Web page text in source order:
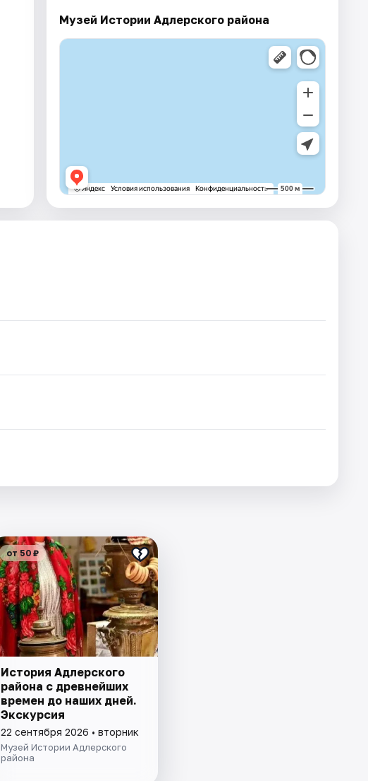
Музей Истории Адлерского района
от 50 ₽
История Адлерского
района с древнейших
времен до наших дней.
Экскурсия
22 сентября 2026 • вторник
Музей Истории Адлерского
района